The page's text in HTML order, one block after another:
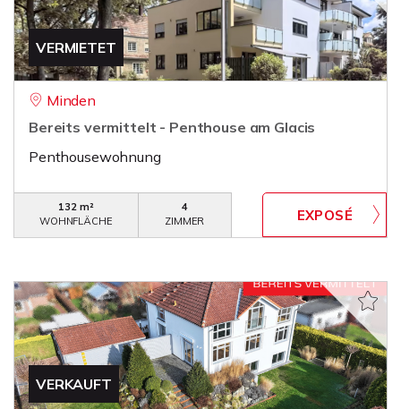
VERMIETET
Minden
Bereits vermittelt - Penthouse am Glacis
Penthousewohnung
132 m²
WOHNFLÄCHE
4
ZIMMER
VERKAUFT